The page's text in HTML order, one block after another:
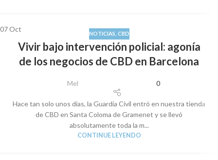
07Oct
NOTICIAS CBD
Vivir bajo intervención policial: agonía
de los negocios de CBD en Barcelona
Mel 0
Hace tan solo unos días, la Guardia Civil entró en nuestra tienda
de CBD en Santa Coloma de Gramenet y se llevó
absolutamente toda la m...
CONTINUE LEYENDO